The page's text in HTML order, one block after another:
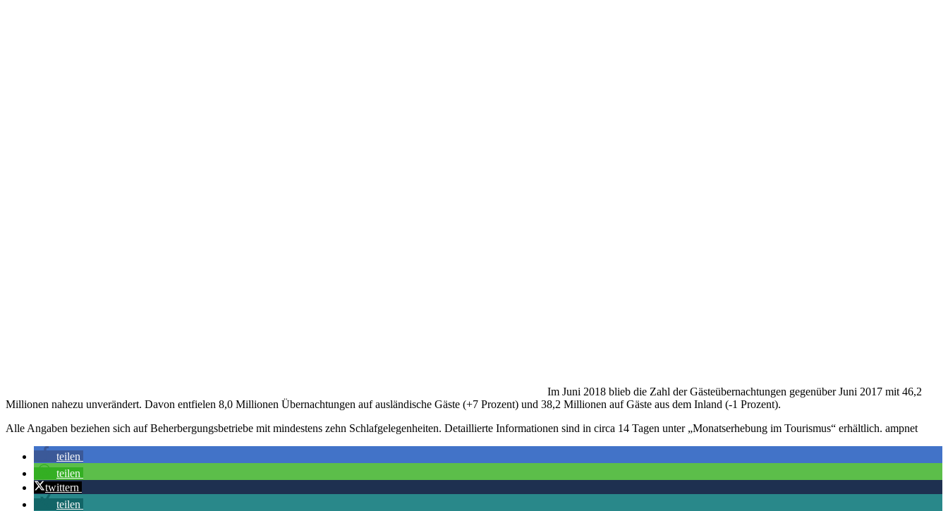
Im Juni 2018 blieb die Zahl der Gästeübernachtungen gegenüber Juni 2017 mit 46,2
Millionen nahezu unverändert. Davon entfielen 8,0 Millionen Übernachtungen auf ausländische Gäste (+7 Prozent) und 38,2 Millionen auf Gäste aus dem Inland (-1 Prozent).
Alle Angaben beziehen sich auf Beherbergungsbetriebe mit mindestens zehn Schlafgelegenheiten. Detaillierte Informationen sind in circa 14 Tagen unter „Monatserhebung im Tourismus“ erhältlich. ampnet
teilen
teilen
twittern
teilen